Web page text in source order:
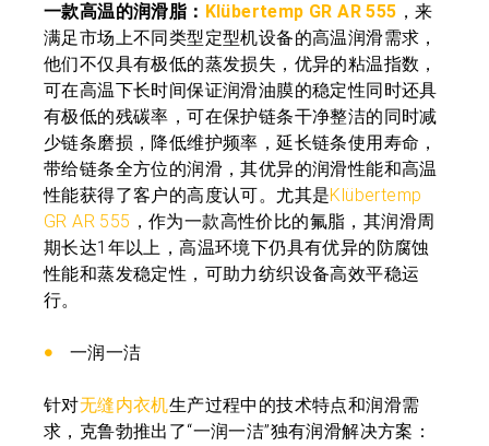
一款高温的润滑脂： Klübertemp GR AR 555 ，来
满足市场上不同类型定型机设备的高温润滑需求，
他们不仅具有极低的蒸发损失，优异的粘温指数，
可在高温下长时间保证润滑油膜的稳定性同时还具
有极低的残碳率，可在保护链条干净整洁的同时减
少链条磨损，降低维护频率，延长链条使用寿命，
带给链条全方位的润滑，其优异的润滑性能和高温
性能获得了客户的高度认可。尤其是Klübertemp
GR AR 555 ，作为一款高性价比的氟脂，其润滑周
期长达1年以上，高温环境下仍具有优异的防腐蚀
性能和蒸发稳定性，可助力纺织设备高效平稳运
行。
一润一洁
针对无缝内衣机生产过程中的技术特点和润滑需
求，克鲁勃推出了“一润一洁”独有润滑解决方案：